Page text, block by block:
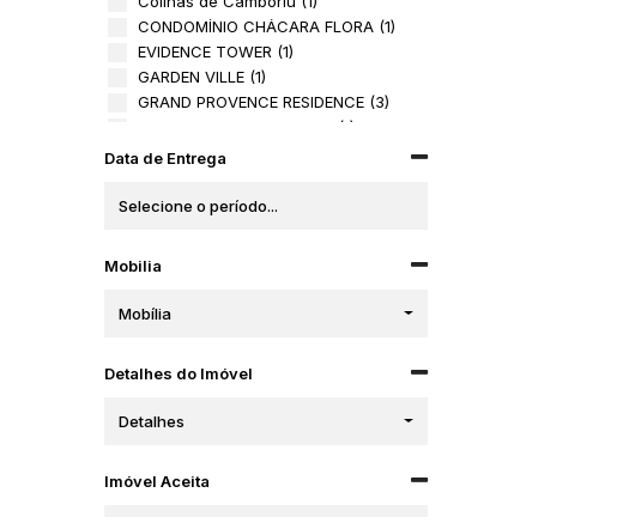
CONDOMÍNIO CHÁCARA FLORA (1)
EVIDENCE TOWER (1)
GARDEN VILLE (1)
GRAND PROVENCE RESIDENCE (3)
GREEN COAST RESIDENCE (1)
HORIZON PALACE (1)
LA ROCCA (1)
MAISON LAFAYETTE (1)
RESIDENCIAL JARDIM DAS ALAMANDAS (1)
Residencial Venezia (1)
Silver Tower (1)
Data de Entrega
Mobilia
Mobília
Detalhes do Imóvel
Detalhes
Imóvel Aceita